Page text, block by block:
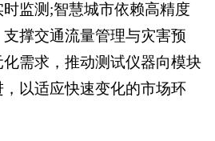
监测;智慧城市依赖高精度
撑交通流量管理与灾害预
需求，推动测试仪器向模块
以适应快速变化的市场环